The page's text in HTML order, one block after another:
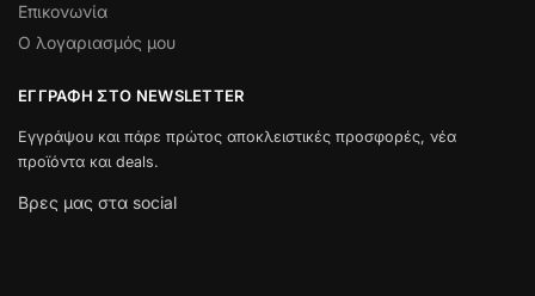
Επικονωνία
Ο λογαριασμός μου
ΕΓΓΡΑΦΉ ΣΤΟ NEWSLETTER
Εγγράψου και πάρε πρώτος αποκλειστικές προσφορές, νέα
προϊόντα και deals.
Βρες μας στα social